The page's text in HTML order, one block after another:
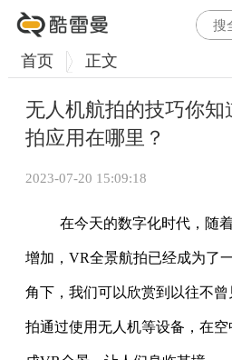
首页 正文
无人机航拍的技巧你
拍应用在哪里？
2023-07-20 15:09:18
在今天的数字化时代，随
增加，VR全景航拍已经成为了
角下，我们可以欣赏到以往不
拍通过使用无人机等设备，在